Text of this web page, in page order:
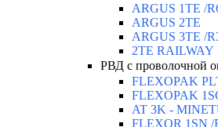
ARGUS 1TE /
ARGUS 2TЕ
ARGUS 3TE /
2TE RAILWAY
РВД с проволочной
FLEXOPAK
FLEXOPAK
AT 3K -
FLEXOR 1SN /